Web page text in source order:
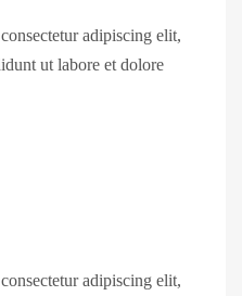
adipiscing elit,
ut labore et dolore
adipiscing elit,